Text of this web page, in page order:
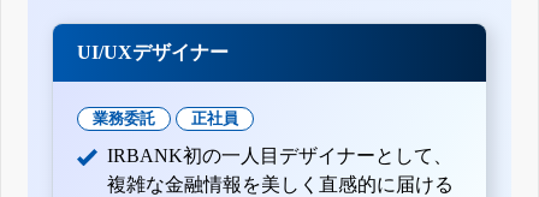
UI/UXデザイナー
業務委託 正社員
IRBANK初の一人目デザイナーとして、
複雑な金融情報を美しく直感的に届ける